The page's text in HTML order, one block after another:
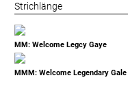
Strichlänge
MM: Welcome Legcy Gaye
MMM: Welcome Legendary Gale